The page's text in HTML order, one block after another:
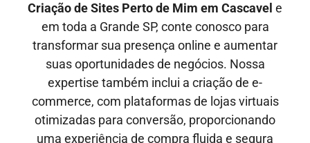
Criação de Sites Perto de Mim em Cascavel e
em toda a Grande SP, conte conosco para
transformar sua presença online e aumentar
suas oportunidades de negócios. Nossa
expertise também inclui a criação de e-
commerce, com plataformas de lojas virtuais
otimizadas para conversão, proporcionando
uma experiência de compra fluida e segura